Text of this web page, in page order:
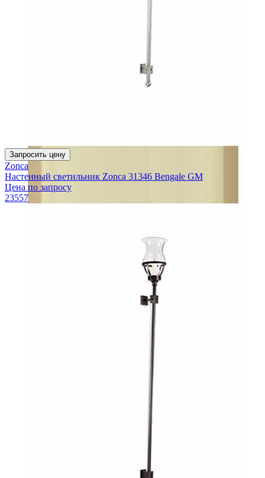
Запросить цену
Zonca
Настенный светильник Zonca 31346 Bengale GM
Цена по запросу
23557